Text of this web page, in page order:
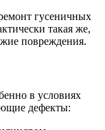
гусеничных
такая же,
повреждения.
в условиях
дефекты: